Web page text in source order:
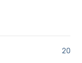
20